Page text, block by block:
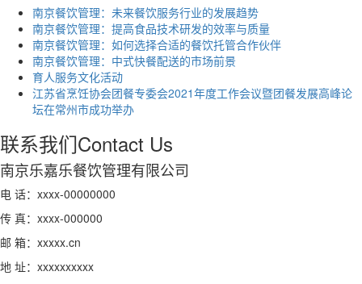
南京餐饮管理：未来餐饮服务行业的发展趋势
南京餐饮管理：提高食品技术研发的效率与质量
南京餐饮管理：如何选择合适的餐饮托管合作伙伴
南京餐饮管理：中式快餐配送的市场前景
育人服务文化活动
江苏省烹饪协会团餐专委会2021年度工作会议暨团餐发展高峰论
坛在常州市成功举办
联系我们Contact Us
南京乐嘉乐餐饮管理有限公司
电 话：xxxx-00000000
传 真：xxxx-000000
邮 箱：xxxxx.cn
地 址：xxxxxxxxxx